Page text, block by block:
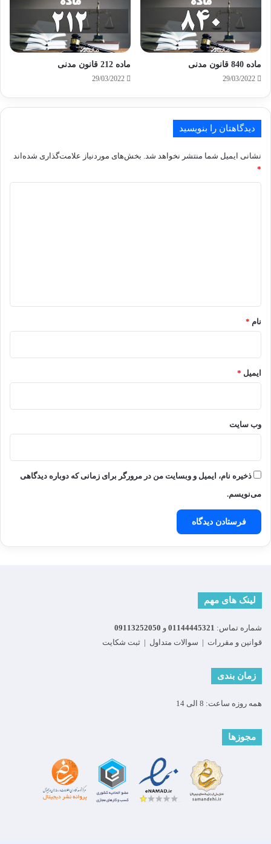
ماده 840 قانون مدنی
29/03/2022
ماده 212 قانون مدنی
29/03/2022
دیدگاهتان را بنویسید
نشانی ایمیل شما منتشر نخواهد شد. بخش‌های موردنیاز علامت‌گذاری شده‌اند
*
نام *
ایمیل *
وب‌ سایت
ذخیره نام، ایمیل و وبسایت من در مرورگر برای زمانی که دوباره دیدگاهی
می‌نویسم.
لینک های مهم
شماره تماس: 01144445321 و 09113252050
قوانین و مقررات | سوالات متداول | ثبت شکایت
زمان بندی
همه روزه ساعت: 8 الی 14
مجوزها